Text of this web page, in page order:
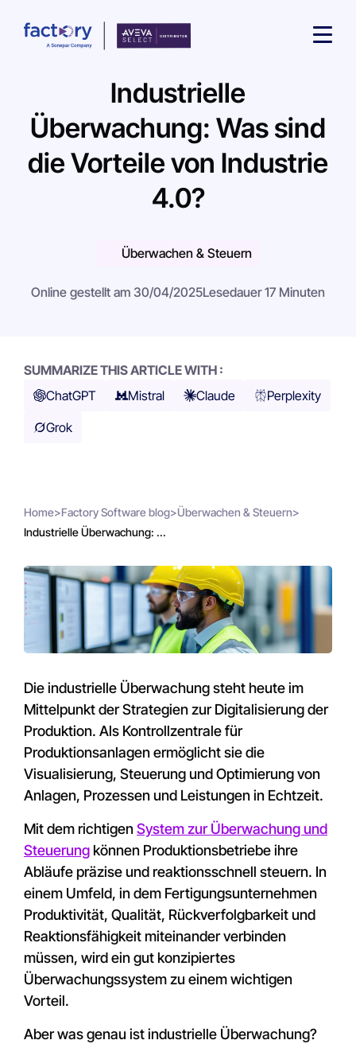
Industrielle
Überwachung: Was sind
die Vorteile von Industrie
4.0?
Überwachen & Steuern
Online gestellt am 30/04/2025Lesedauer 17 Minuten
SUMMARIZE THIS ARTICLE WITH :
ChatGPT
Mistral Claude
Perplexity
Grok
Home>Factory Software blog>Überwachen & Steuern>
Industrielle Überwachung: ...
Die industrielle Überwachung steht heute im
Mittelpunkt der Strategien zur Digitalisierung der
Produktion. Als Kontrollzentrale für
Produktionsanlagen ermöglicht sie die
Visualisierung, Steuerung und Optimierung von
Anlagen, Prozessen und Leistungen in Echtzeit.
Mit dem richtigenSystem zur Überwachung und
Steuerung können Produktionsbetriebe ihre
Abläufe präzise und reaktionsschnell steuern. In
einem Umfeld, in dem Fertigungsunternehmen
Produktivität, Qualität, Rückverfolgbarkeit und
Reaktionsfähigkeit miteinander verbinden
müssen, wird ein gut konzipiertes
Überwachungssystem zu einem wichtigen
Vorteil.
Aber was genau ist industrielle Überwachung?